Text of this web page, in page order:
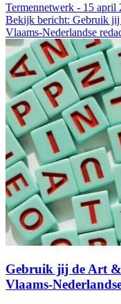
Termennetwerk - 15 april
Bekijk bericht: Gebruik jij
Vlaams-Nederlandse
Gebruik jij de Art &
Vlaams-